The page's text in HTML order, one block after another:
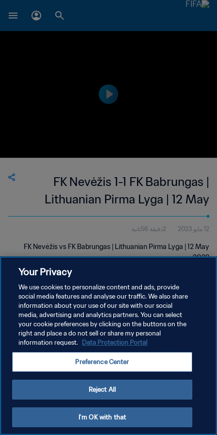
FK Nevėžis 1-1 FK Babrungas |
Lithuanian Pirma Lyga | 12 May
2022
12 مايو 2023 2دقيقة 56ثانية
FK Nevėžis vs FK Babrungas | Lithuanian Pirma Lyga | 12 May
2022
سياسة الخصوصية
إدارة تفضيلات ملفات تعريف الارتباط
Your Privacy
We use cookies to personalize content and ads, provide
social media features and analyse our traffic. We also share
information about your use of our site with our social
media, advertising and analytics partners. You can select
your cookie preferences by clicking on the buttons on the
right and place a do not sell or share my personal
information request. Data Protection Portal
Preference Center
Reject All
I'm OK with that